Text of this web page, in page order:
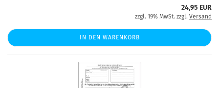
24,95 EUR
zzgl. 19% MwSt. zzgl. Versand
IN DEN WARENKORB